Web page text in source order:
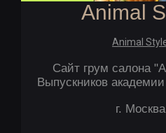
Animal
Animal
Сайт грум салона
Выпускников
г. Москва